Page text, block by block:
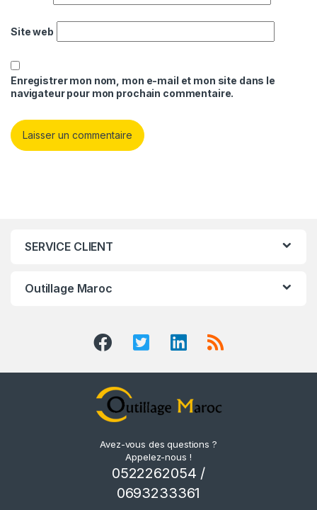
Site web
Enregistrer mon nom, mon e-mail et mon site dans le
navigateur pour mon prochain commentaire.
SERVICE CLIENT
Outillage Maroc
Avez-vous des questions ?
Appelez-nous !
0522262054 /
0693233361